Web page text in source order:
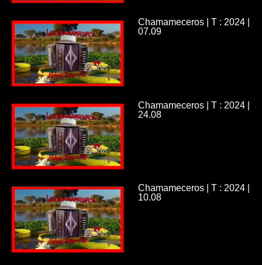
Chamameceros | T : 2024 |
07.09
Chamameceros | T : 2024 |
24.08
Chamameceros | T : 2024 |
10.08